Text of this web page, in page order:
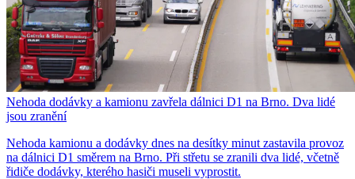
Nehoda dodávky a kamionu zavřela dálnici D1 na Brno. Dva lidé
jsou zranění
Nehoda kamionu a dodávky dnes na desítky minut zastavila provoz
na dálnici D1 směrem na Brno. Při střetu se zranili dva lidé, včetně
řidiče dodávky, kterého hasiči museli vyprostit.